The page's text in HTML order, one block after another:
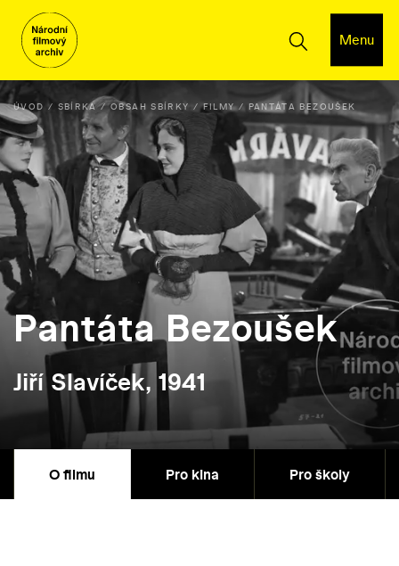
Menu
ÚVOD SBÍRKA OBSAH SBÍRKY FILMY PANTÁTA BEZOUŠEK
Pantáta Bezoušek
Jiří Slavíček, 1941
O filmu Pro kina Pro školy